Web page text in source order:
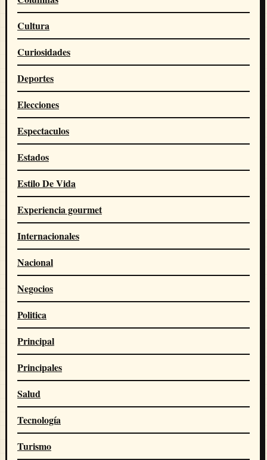
Cultura
Curiosidades
Deportes
Elecciones
Espectaculos
Estados
Estilo De Vida
Experiencia gourmet
Internacionales
Nacional
Negocios
Politica
Principal
Principales
Salud
Tecnología
Turismo